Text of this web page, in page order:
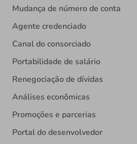
Mudança de número de conta
Agente credenciado
Canal do consorciado
Portabilidade de salário
Renegociação de dívidas
Análises econômicas
Promoções e parcerias
Portal do desenvolvedor